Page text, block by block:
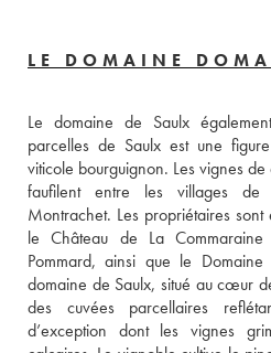
LE DOMAINE
Le domaine de Saulx
parcelles de Saulx est une
viticole bourguignon. Les vignes
faufilent entre les villages de
Montrachet. Les propriétaires
le Château de La
Pommard, ainsi que le Domaine
domaine de Saulx, situé au cœur
des cuvées parcellaires
d’exception dont les vignes